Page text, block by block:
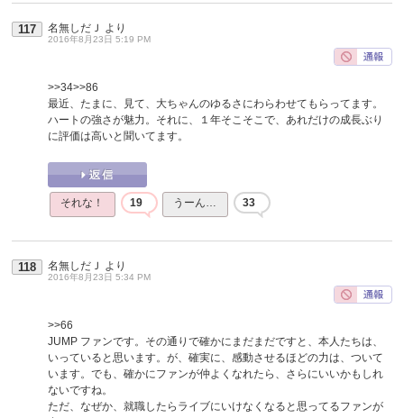
117 名無しだＪ より
2016年8月23日 5:19 PM
>>34>>86
最近、たまに、見て、大ちゃんのゆるさにわらわせてもらってます。
ハートの強さが魅力。それに、１年そこそこで、あれだけの成長ぶり
に評価は高いと聞いてます。
それな！ 19 うーん… 33
118 名無しだＪ より
2016年8月23日 5:34 PM
>>66
JUMP ファンです。その通りで確かにまだまだですと、本人たちは、
いっていると思います。が、確実に、感動させるほどの力は、ついて
います。でも、確かにファンが仲よくなれたら、さらにいいかもしれ
ないですね。
ただ、なぜか、就職したらライブにいけなくなると思ってるファンが